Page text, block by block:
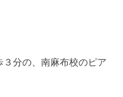
分の、南麻布校のピア